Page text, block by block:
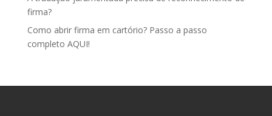
firma?
Como abrir firma em cartório? Passo a passo
completo AQUI!